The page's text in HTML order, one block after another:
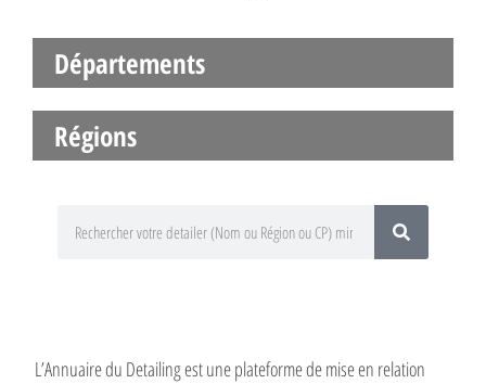
Départements
Régions
L’Annuaire du Detailing est une plateforme de mise en relation